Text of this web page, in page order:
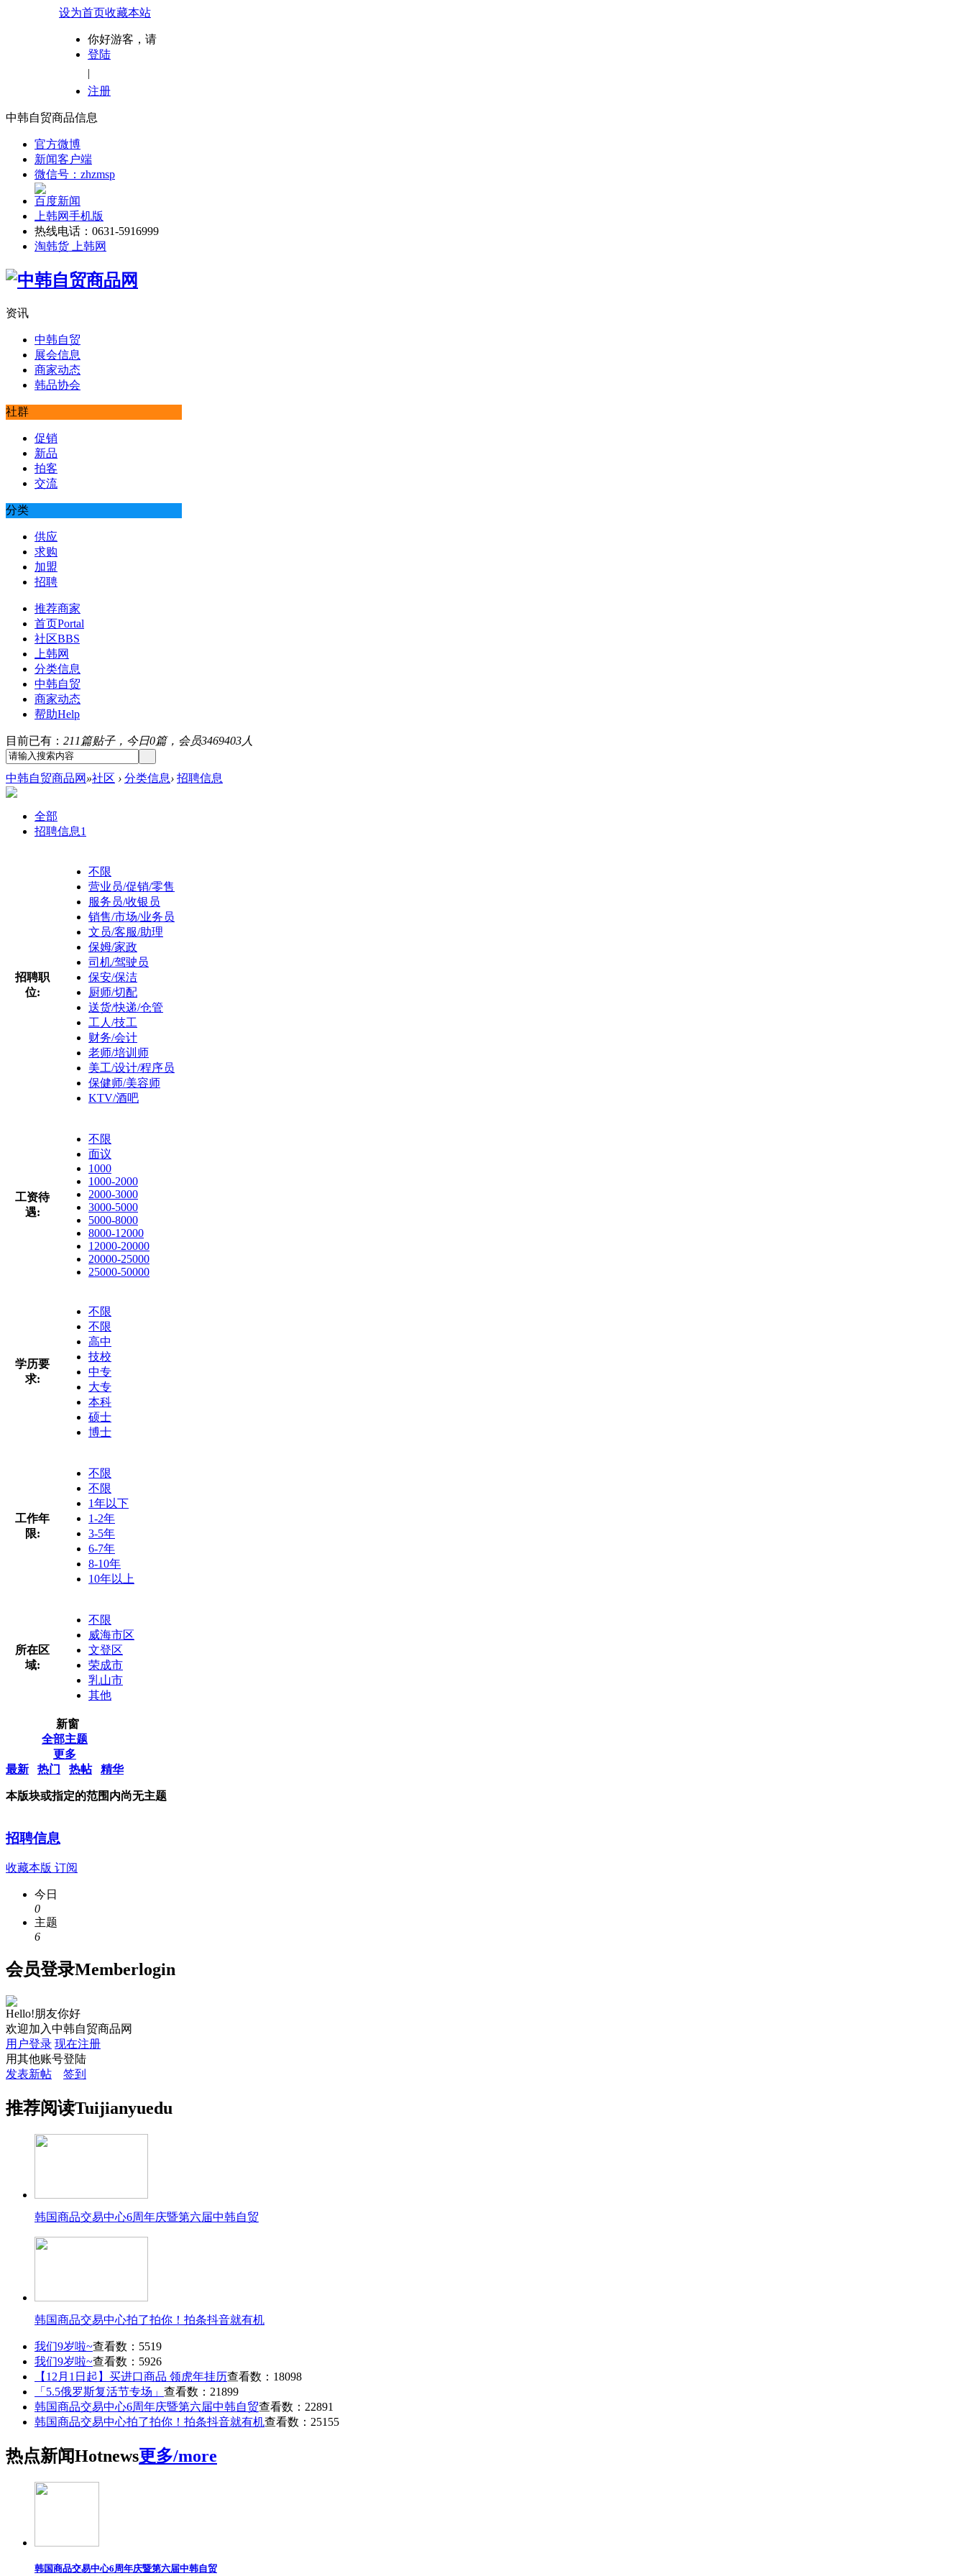
设为首页收藏本站
你好游客，请
登陆
|
注册
中韩自贸商品信息
官方微博
新闻客户端
微信号：zhzmsp
百度新闻
上韩网手机版
热线电话：0631-5916999
淘韩货 上韩网
资讯
中韩自贸
展会信息
商家动态
韩品协会
社群
促销
新品
拍客
交流
分类
供应
求购
加盟
招聘
推荐商家
首页Portal
社区BBS
上韩网
分类信息
中韩自贸
商家动态
帮助Help
目前已有： 211篇贴子，今日0篇，会员3469403人
中韩自贸商品网 »社区 › 分类信息› 招聘信息
全部
招聘信息1
招聘职
位:
不限
营业员/促销/零售
服务员/收银员
销售/市场/业务员
文员/客服/助理
保姆/家政
司机/驾驶员
保安/保洁
厨师/切配
送货/快递/仓管
工人/技工
财务/会计
老师/培训师
美工/设计/程序员
保健师/美容师
KTV/酒吧
工资待
遇:
不限
面议
1000
1000-2000
2000-3000
3000-5000
5000-8000
8000-12000
12000-20000
20000-25000
25000-50000
学历要
求:
不限
不限
高中
技校
中专
大专
本科
硕士
博士
工作年
限:
不限
不限
1年以下
1-2年
3-5年
6-7年
8-10年
10年以上
所在区
域:
不限
威海市区
文登区
荣成市
乳山市
其他
新窗
全部主题
更多
最新
热门 热帖 精华
本版块或指定的范围内尚无主题
招聘信息
收藏本版 订阅
今日
0
主题
6
会员登录Memberlogin
Hello!朋友你好
欢迎加入中韩自贸商品网
用户登录 现在注册
用其他账号登陆
发表新帖
签到
推荐阅读Tuijianyuedu
韩国商品交易中心6周年庆暨第六届中韩自贸
韩国商品交易中心拍了拍你！拍条抖音就有机
我们9岁啦~查看数：5519
我们9岁啦~查看数：5926
【12月1日起】买进口商品 领虎年挂历查看数：18098
「5.5俄罗斯复活节专场」 查看数：21899
韩国商品交易中心6周年庆暨第六届中韩自贸查看数：22891
韩国商品交易中心拍了拍你！拍条抖音就有机查看数：25155
热点新闻Hotnews更多/more
韩国商品交易中心6周年庆暨第六届中韩自贸